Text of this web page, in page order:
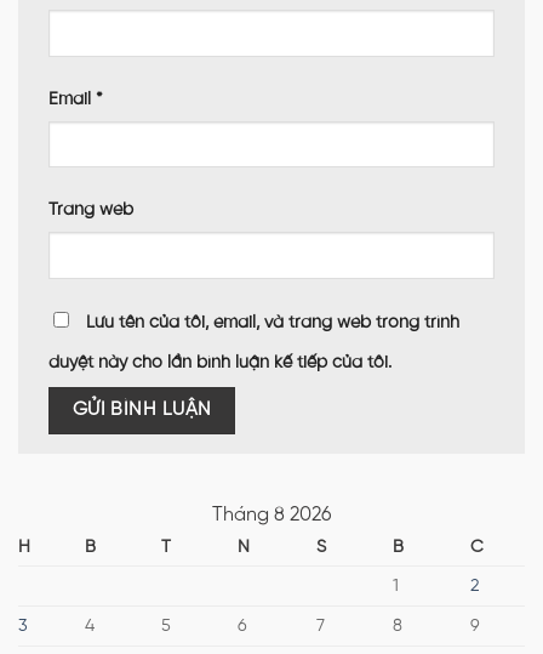
Tháng 8 2026
H B T N S B
C
1
2
3 4 5 6 7 8 9
Email *
Trang web
Lưu tên của tôi, email, và trang web trong trình
duyệt này cho lần bình luận kế tiếp của tôi.